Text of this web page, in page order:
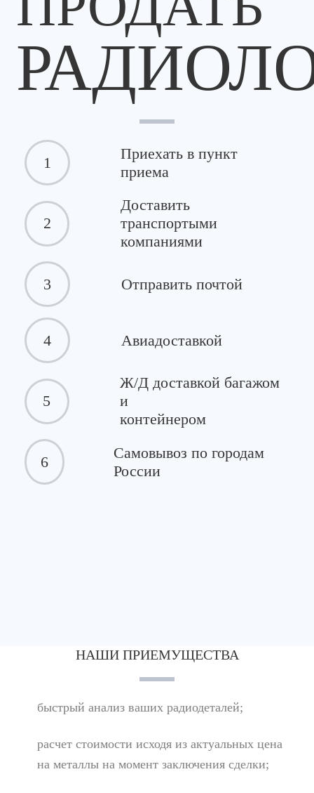
1
Приехать в пункт
приема
2
Доставить
транспортыми
компаниями
3 Отправить почтой
4 Авиадоставкой
5
Ж/Д доставкой багажом
и
контейнером
6
Самовывоз по городам
России
НАШИ ПРИЕМУЩЕСТВА
быстрый анализ ваших радиодеталей;
расчет стоимости исходя из актуальных цена
на металлы на момент заключения сделки;